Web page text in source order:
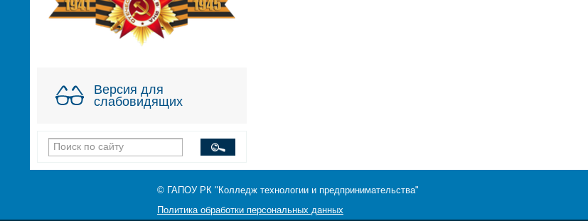
Версия для
слабовидящих
© ГАПОУ РК "Колледж технологии и предпринимательства"
Политика обработки персональных данных